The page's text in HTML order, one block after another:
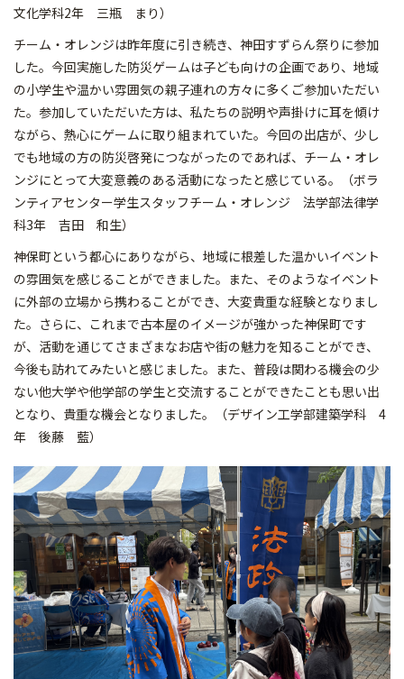
文化学科2年 三瓶 まり）
チーム・オレンジは昨年度に引き続き、神田すずらん祭りに参加
した。今回実施した防災ゲームは子ども向けの企画であり、地域
の小学生や温かい雰囲気の親子連れの方々に多くご参加いただい
た。参加していただいた方は、私たちの説明や声掛けに耳を傾け
ながら、熱心にゲームに取り組まれていた。今回の出店が、少し
でも地域の方の防災啓発につながったのであれば、チーム・オレ
ンジにとって大変意義のある活動になったと感じている。（ボラ
ンティアセンター学生スタッフチーム・オレンジ 法学部法律学
科3年 吉田 和生）
神保町という都心にありながら、地域に根差した温かいイベント
の雰囲気を感じることができました。また、そのようなイベント
に外部の立場から携わることができ、大変貴重な経験となりまし
た。さらに、これまで古本屋のイメージが強かった神保町です
が、活動を通じてさまざまなお店や街の魅力を知ることができ、
今後も訪れてみたいと感じました。また、普段は関わる機会の少
ない他大学や他学部の学生と交流することができたことも思い出
となり、貴重な機会となりました。（デザイン工学部建築学科 4
年 後藤 藍）